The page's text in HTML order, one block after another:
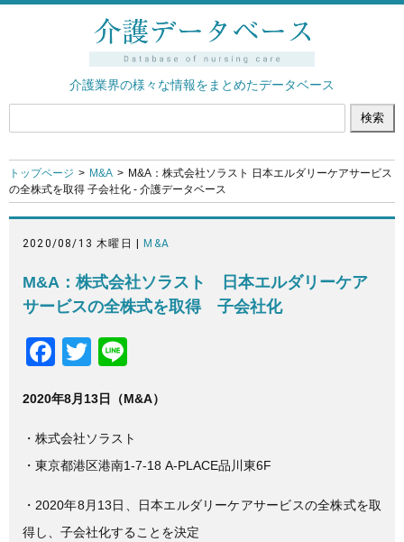
介護業界の様々な情報をまとめたデータベース
トップページ M&A
M&A：株式会社ソラスト 日本エルダリーケアサービス
の全株式を取得 子会社化 - 介護データベース
2020/08/13 木曜日 | M&A
M&A：株式会社ソラスト 日本エルダリーケア
サービスの全株式を取得 子会社化
F
c
e
b
o
o
T
tt
er
e
2020年8月13日（M&A）
・株式会社ソラスト
・東京都港区港南1-7-18 A-PLACE品川東6F
・2020年8月13日、日本エルダリーケアサービスの全株式を取
得し、子会社化することを決定